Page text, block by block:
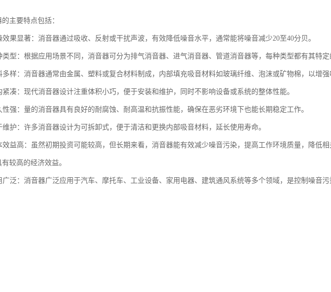
主要特点包括：
效果显著：消音器通过吸收、反射或干扰声波，有效降低噪音水平，通常能将噪音减少20至40分贝。
类型：根据应用场景不同，消音器可分为排气消音器、进气消音器、管道消音器等，每种类型都有其特定
多样：消音器通常由金属、塑料或复合材料制成，内部填充吸音材料如玻璃纤维、泡沫或矿物棉，以增强
紧凑：现代消音器设计注重体积小巧，便于安装和维护，同时不影响设备或系统的整体性能。
性强：量的消音器具有良好的耐腐蚀、耐高温和抗振性能，确保在恶劣环境下也能长期稳定工作。
维护：许多消音器设计为可拆卸式，便于清洁和更换内部吸音材料，延长使用寿命。
效益高：虽然初期投资可能较高，但长期来看，消音器能有效减少噪音污染，提高工作环境质量，降低
较高的经济效益。
广泛：消音器广泛应用于汽车、摩托车、工业设备、家用电器、建筑通风系统等多个领域，是控制噪音污